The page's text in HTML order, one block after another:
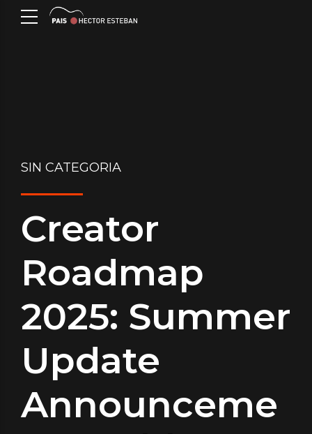
SIN CATEGORIA
Creator
Roadmap
2025: Summer
Update
Announceme